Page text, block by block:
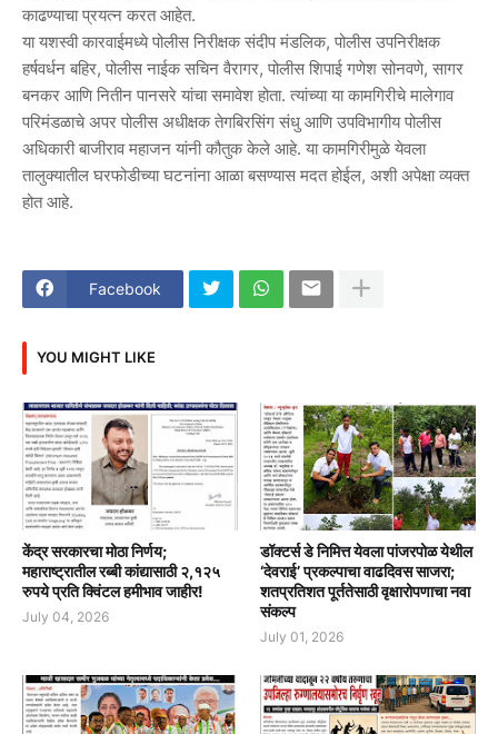
काढण्याचा प्रयत्न करत आहेत.
या यशस्वी कारवाईमध्ये पोलीस निरीक्षक संदीप मंडलिक, पोलीस उपनिरीक्षक
हर्षवर्धन बहिर, पोलीस नाईक सचिन वैरागर, पोलीस शिपाई गणेश सोनवणे, सागर
बनकर आणि नितीन पानसरे यांचा समावेश होता. त्यांच्या या कामगिरीचे मालेगाव
परिमंडळाचे अपर पोलीस अधीक्षक तेगबिरसिंग संधु आणि उपविभागीय पोलीस
अधिकारी बाजीराव महाजन यांनी कौतुक केले आहे. या कामगिरीमुळे येवला
तालुक्यातील घरफोडीच्या घटनांना आळा बसण्यास मदत होईल, अशी अपेक्षा व्यक्त
होत आहे.
Facebook
YOU MIGHT LIKE
केंद्र सरकारचा मोठा निर्णय;
महाराष्ट्रातील रब्बी कांद्यासाठी २,१२५
रुपये प्रति क्विंटल हमीभाव जाहीर!
July 04, 2026
डॉक्टर्स डे निमित्त येवला पांजरपोळ येथील
‘देवराई’ प्रकल्पाचा वाढदिवस साजरा;
शतप्रतिशत पूर्ततेसाठी वृक्षारोपणाचा नवा
संकल्प
July 01, 2026